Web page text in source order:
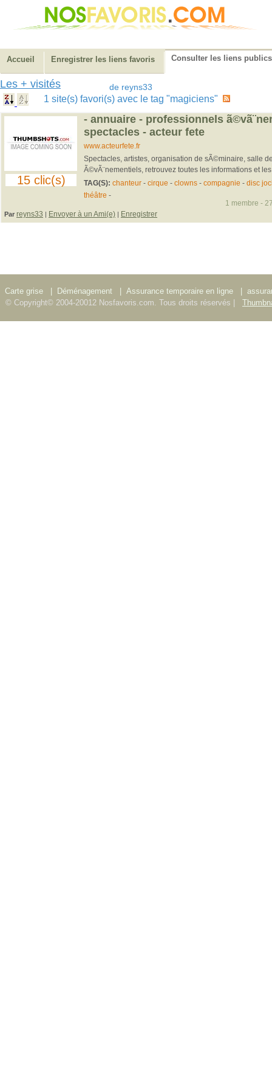
Accueil Enregistrer les liens favoris Consulter les liens publics
Les + visités de reyns33
1 site(s) favori(s) avec le tag "magiciens"
15 clic(s)
- annuaire - professionnels
spectacles - acteur fete
www.acteurfete.fr
Spectacles, artistes, organisation de sÃ©minaire, salle
Ã©vÃ¨nementiels, retrouvez toutes les informations et
TAG(S): chanteur- cirque - clowns- compagnie - disc
théâtre -
Par reyns33 | Envoyer à un Ami(e) | Enregistrer
1 membre -
Carte grise Déménagement Assurance temporaire en ligne
© Copyright© 2004-20012 Nosfavoris.com. Tous droits réservés |